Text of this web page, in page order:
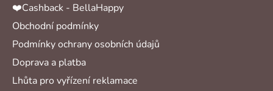
❤️Cashback - BellaHappy
Obchodní podmínky
Podmínky ochrany osobních údajů
Doprava a platba
Lhůta pro vyřízení reklamace